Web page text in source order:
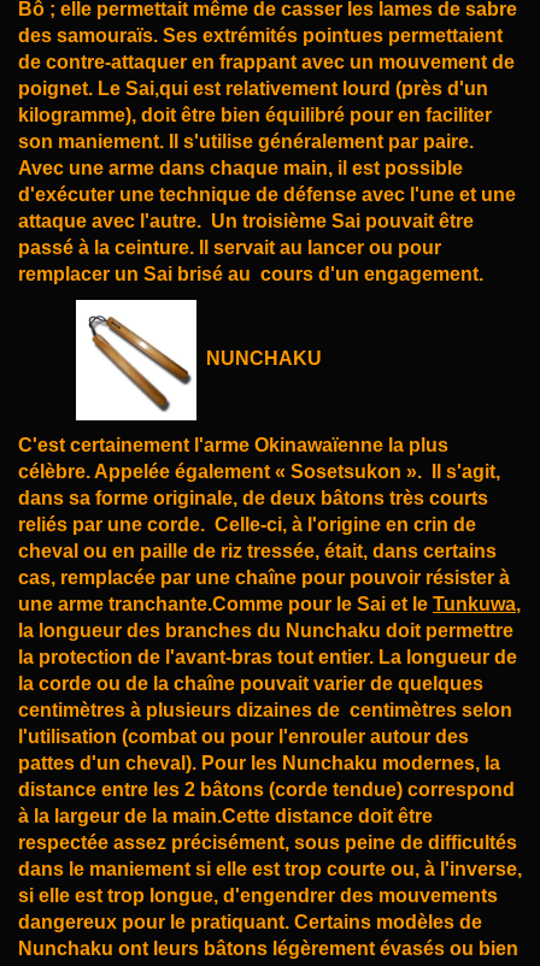
Bô ; elle permettait même de casser les lames de sabre
des samouraïs. Ses extrémités pointues permettaient
de contre-attaquer en frappant avec un mouvement de
poignet. Le Sai,qui est relativement lourd (près d'un
kilogramme), doit être bien équilibré pour en faciliter
son maniement. Il s'utilise généralement par paire.
Avec une arme dans chaque main, il est possible
d'exécuter une technique de défense avec l'une et une
attaque avec l'autre. Un troisième Sai pouvait être
passé à la ceinture. Il servait au lancer ou pour
remplacer un Sai brisé au cours d'un engagement.
NUNCHAKU
C'est certainement l'arme Okinawaïenne la plus
célèbre. Appelée également « Sosetsukon ».
Il s'agit,
dans sa forme originale, de deux bâtons très courts
reliés par une corde. Celle-ci, à l'origine en crin de
cheval ou en paille de riz tressée, était, dans certains
cas, remplacée par une chaîne pour pouvoir résister à
une arme tranchante.Comme pour le Sai et le Tunkuwa,
la longueur des branches du Nunchaku doit permettre
la protection de l'avant-bras tout entier. La longueur de
la corde ou de la chaîne pouvait varier de quelques
centimètres à plusieurs dizaines de centimètres selon
l'utilisation (combat ou pour l'enrouler autour des
pattes d'un cheval). Pour les Nunchaku modernes, la
distance entre les 2 bâtons (corde tendue) correspond
à la largeur de la main.Cette distance doit être
respectée assez précisément, sous peine de difficultés
dans le maniement si elle est trop courte ou, à l'inverse,
si elle est trop longue, d'engendrer des mouvements
dangereux pour le pratiquant. Certains modèles de
Nunchaku ont leurs bâtons légèrement évasés ou bien